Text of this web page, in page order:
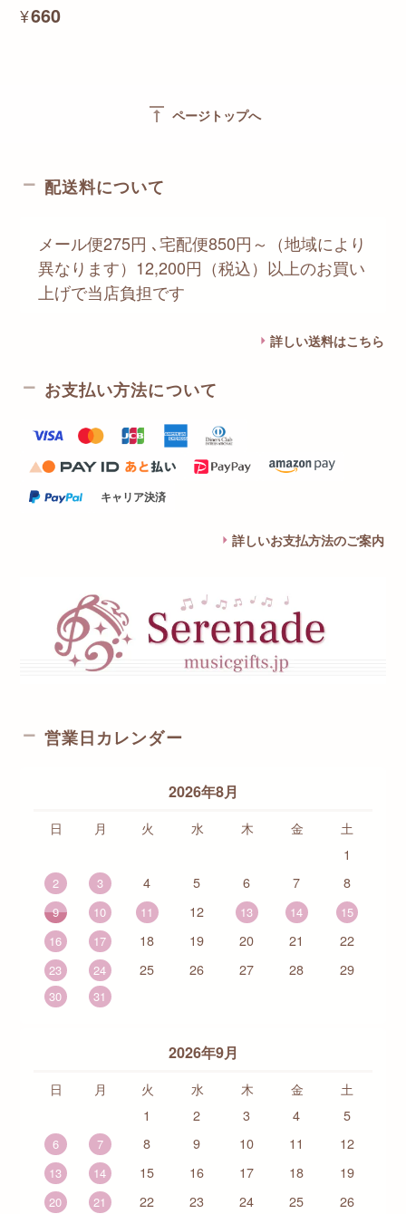
¥660
vertical_align_top ページトップへ
配送料について
メール便275円 ､宅配便850円～（地域により
異なります）12,200円（税込）以上のお買い
上げで当店負担です
詳しい送料はこちら
お支払い方法について
キャリア決済
詳しいお支払方法のご案内
営業日カレンダー
2026年8月
日 月 火 水 木 金
土
1
2 3 4 5 6 7 8
9 10 11 12 13 14
15
16
17 18 19 20 21 22
23 24 25 26 27 28 29
30 31
2026年9月
日 月 火 水 木 金
土
1
2 3 4 5
6 7 8 9 10 11 12
13 14 15 16 17 18 19
20 21 22 23 24 25 26